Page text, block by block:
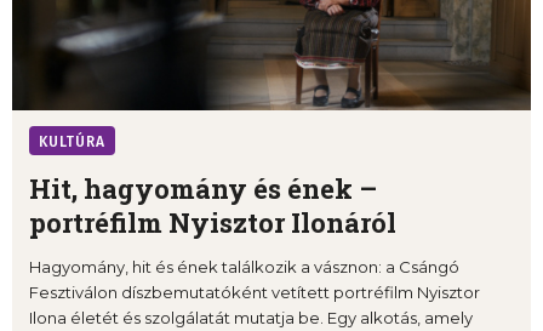
KULTÚRA
Hit, hagyomány és ének –
portréfilm Nyisztor Ilonáról
Hagyomány, hit és ének találkozik a vásznon: a Csángó
Fesztiválon díszbemutatóként vetített portréfilm Nyisztor
Ilona életét és szolgálatát mutatja be. Egy alkotás, amely